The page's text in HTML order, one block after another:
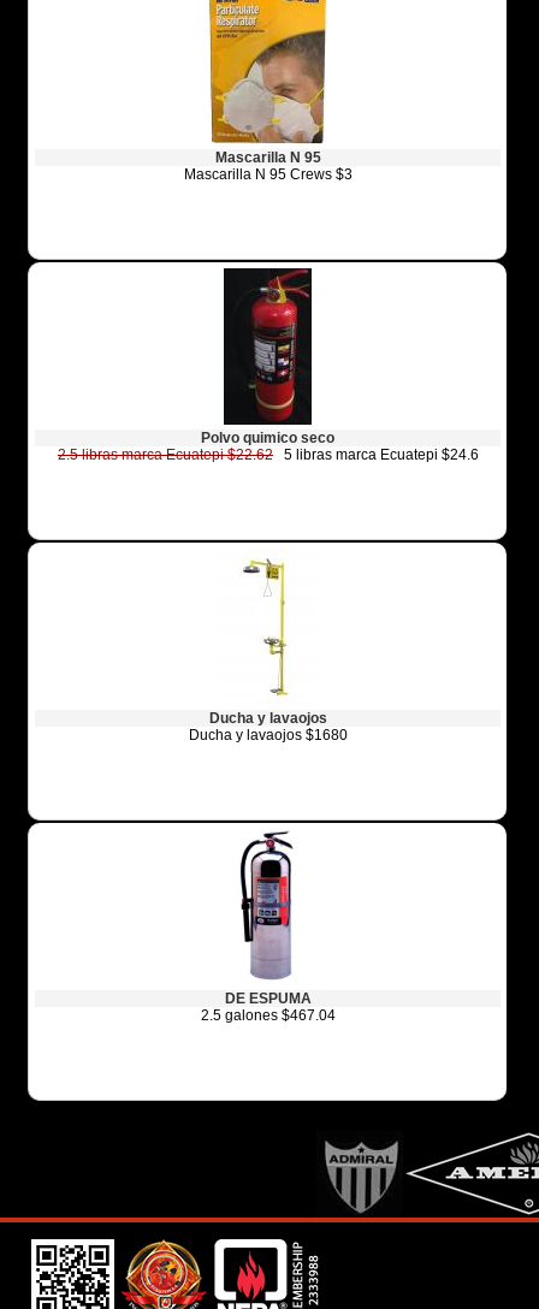
Mascarilla N 95
Mascarilla N 95 Crews $3
Polvo quimico seco
2.5 libras marca Ecuatepi $22.625 libras marca Ecuatepi $24.6
Ducha y lavaojos
Ducha y lavaojos $1680
DE ESPUMA
2.5 galones $467.04